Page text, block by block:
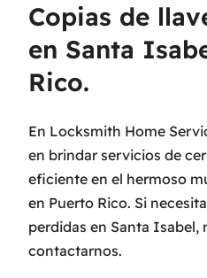
Copias de
en Santa
Rico.
En Locksmith Home
en brindar servicios de
eficiente en el hermoso
en Puerto Rico. Si
perdidas en Santa Isabel,
contactarnos.